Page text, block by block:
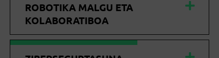
ROBOTIKA MALGU ETA
KOLABORATIBOA